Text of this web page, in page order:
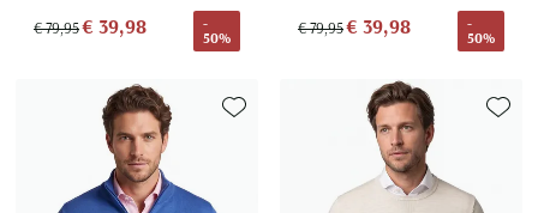
€ 79,95€ 39,98
-
50%
€ 79,95€ 39,98
-
50%
Toevoegen aan favorieten